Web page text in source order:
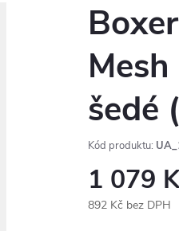
šedé
Kód produktu:
1 079
892 Kč bez DPH